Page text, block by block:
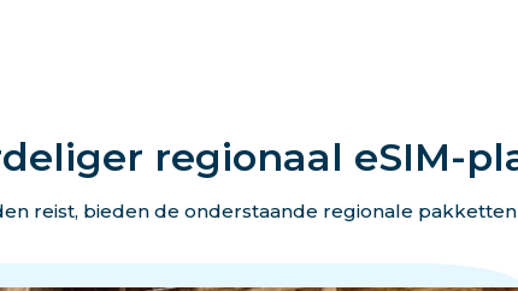
regionaal eSIM-
reist, bieden de onderstaande regionale